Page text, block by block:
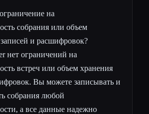
на
собрания или объем
и расшифровок?
нет ограничений на
встреч или объем хранения
Вы можете записывать и
собрания любой
а все данные надежно